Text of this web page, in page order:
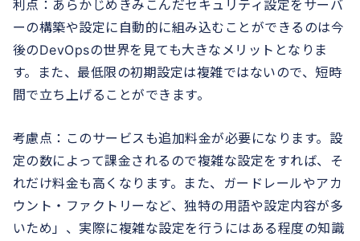
利点：あらかじめきみこんだセキュリティ設定をサーバ
ーの構築や設定に自動的に組み込むことができるのは今
後のDevOpsの世界を見ても大きなメリットとなりま
す。また、最低限の初期設定は複雑ではないので、短時
間で立ち上げることができます。
考慮点：このサービスも追加料金が必要になります。設
定の数によって課金されるので複雑な設定をすれば、そ
れだけ料金も高くなります。また、ガードレールやアカ
ウント・ファクトリーなど、独特の用語や設定内容が多
いため」、実際に複雑な設定を行うにはある程度の知識